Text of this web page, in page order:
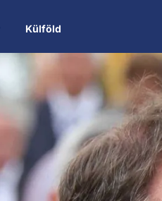
Külföld